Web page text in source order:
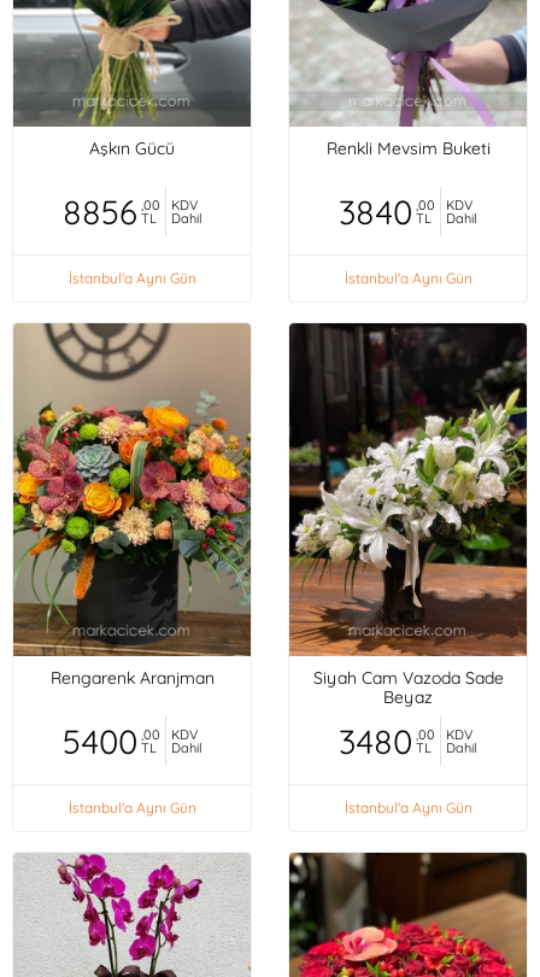
Aşkın Gücü
8856 ,00
TL
KDV
Dahil
İstanbul'a Aynı Gün
Renkli Mevsim Buketi
3840 ,00
TL
KDV
Dahil
İstanbul'a Aynı Gün
Rengarenk Aranjman
5400 ,00
TL
KDV
Dahil
İstanbul'a Aynı Gün
Siyah Cam Vazoda Sade
Beyaz
3480 ,00
TL
KDV
Dahil
İstanbul'a Aynı Gün